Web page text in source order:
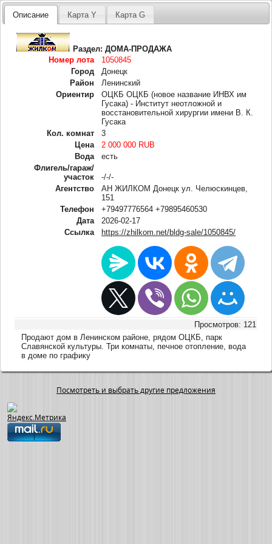
Описание Карта Y Карта G
Раздел:ДОМА-ПРОДАЖА
Номер лота
1050845
Город
Донецк
Район
Ленинский
Ориентир
ОЦКБ ОЦКБ (новое название ИНВХ им
Гусака) - Институт неотложной и
восстановительной хирургии имени В. К.
Гусака
Кол. комнат
3
Цена
2 000 000 RUB
Вода
есть
Флигель/гараж/
участок
-/-/-
Агентство
АН ЖИЛКОМ Донецк ул. Челюскинцев,
151
Телефон
+79497776564 +79895460530
Дата
2026-02-17
Ссылка
https://zhilkom.net/bldg-sale/1050845/
Просмотров: 121
Продают дом в Ленинском районе, рядом ОЦКБ, парк
Славянской культуры. Три комнаты, печное отопление, вода
в доме по графику
Посмотреть и выбрать другие предложения